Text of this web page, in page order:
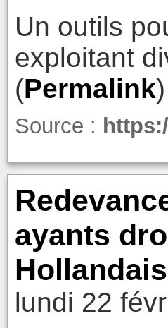
Un outils
exploitant
(Permalink)
Source :
ayants
lundi 22